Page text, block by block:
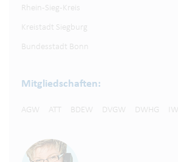
Rhein-Sieg-Kreis
Kreistadt Siegburg
Bundesstadt Bonn
Mitgliedschaften:
AGW ATT BDEW DVGW DWHG